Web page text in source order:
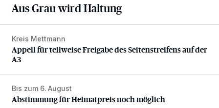
Aus Grau wird Haltung
Appell für teilweise Freigabe des Seitenstreifens auf der A3
Kreis Mettmann
Appell für teilweise Freigabe des Seitenstreifens auf der
A3
Abstimmung für Heimatpreis noch möglich
Bis zum 6. August
Abstimmung für Heimatpreis noch möglich